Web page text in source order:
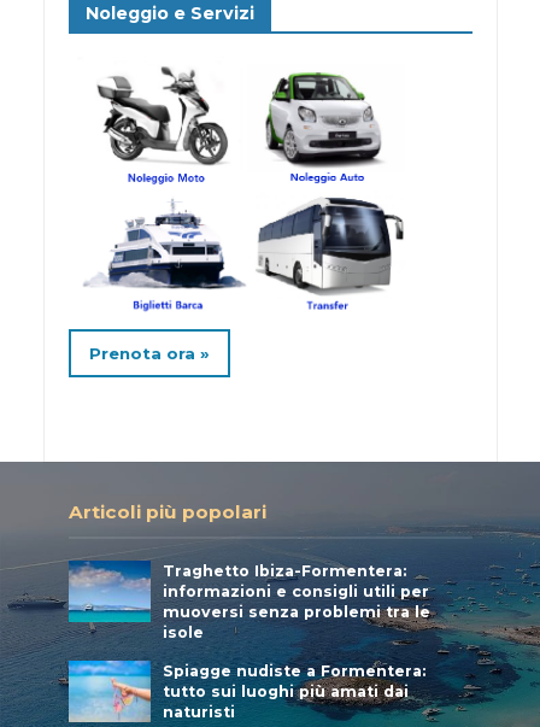
Noleggio e Servizi
Prenota ora »
Articoli più popolari
Traghetto Ibiza-Formentera:
informazioni e consigli utili per
muoversi senza problemi tra le
isole
Spiagge nudiste a Formentera:
tutto sui luoghi più amati dai
naturisti